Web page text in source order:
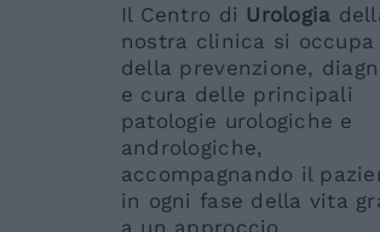
Il Centro di Urologia
nostra clinica si occupa
della prevenzione,
e cura delle principali
patologie urologiche e
andrologiche,
accompagnando il
in ogni fase della vita
a un approccio